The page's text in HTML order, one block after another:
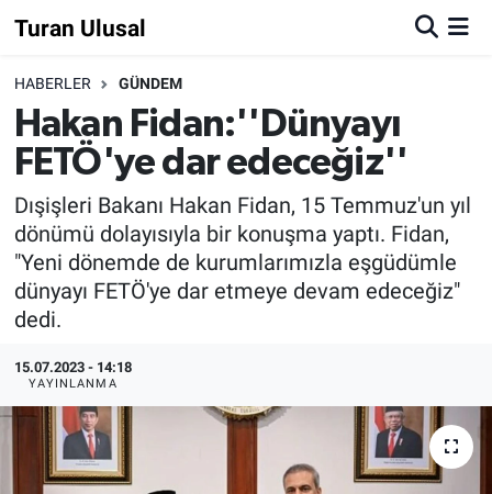
Turan Ulusal
HABERLER GÜNDEM
Hakan Fidan:''Dünyayı
FETÖ'ye dar edeceğiz''
Dışişleri Bakanı Hakan Fidan, 15 Temmuz'un yıl
dönümü dolayısıyla bir konuşma yaptı. Fidan,
"Yeni dönemde de kurumlarımızla eşgüdümle
dünyayı FETÖ'ye dar etmeye devam edeceğiz"
dedi.
15.07.2023 - 14:18
YAYINLANMA